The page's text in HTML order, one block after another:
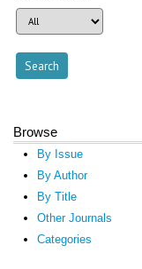
Browse
By Issue
By Author
By Title
Other Journals
Categories